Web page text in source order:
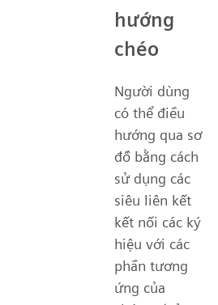
hướng
chéo
Người dùng
có thể điều
hướng qua sơ
đồ bằng cách
sử dụng các
siêu liên kết
kết nối các ký
hiệu với các
phần tương
ứng của